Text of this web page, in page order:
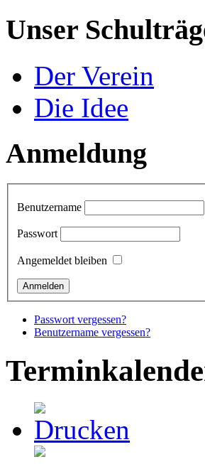
Unser
Der Verein
Die Idee
Anmeldung
Benutzername
Passwort
Angemeldet bleiben
Passwort vergessen?
Benutzername vergessen?